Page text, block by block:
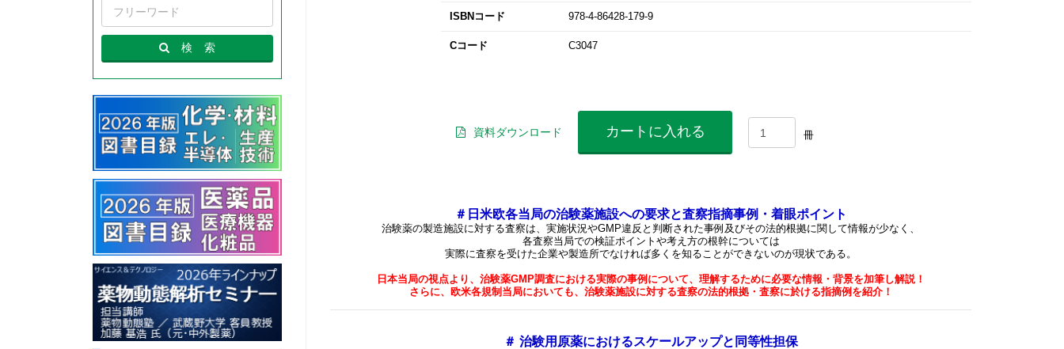
ISBNコード 978-4-86428-179-9
Cコード C3047
資料ダウンロード カートに入れる 冊
＃日米欧各当局の治験薬施設への要求と査察指摘事例・着眼ポイント
治験薬の製造施設に対する査察は、実施状況やGMP違反と判断された事例及びその法的根拠に関して情報が少なく、
各査察当局での検証ポイントや考え方の根幹については
実際に査察を受けた企業や製造所でなければ多くを知ることができないのが現状である。
日本当局の視点より、治験薬GMP調査における実際の事例について、理解するために必要な情報・背景を加筆し解説！
さらに、欧米各規制当局においても、治験薬施設に対する査察の法的根拠・査察に於ける指摘例を紹介！
＃ 治験用原薬におけるスケールアップと同等性担保
検 索